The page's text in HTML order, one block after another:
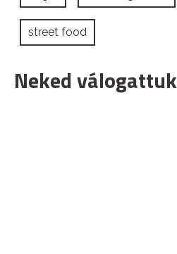
street food
Neked válogattuk